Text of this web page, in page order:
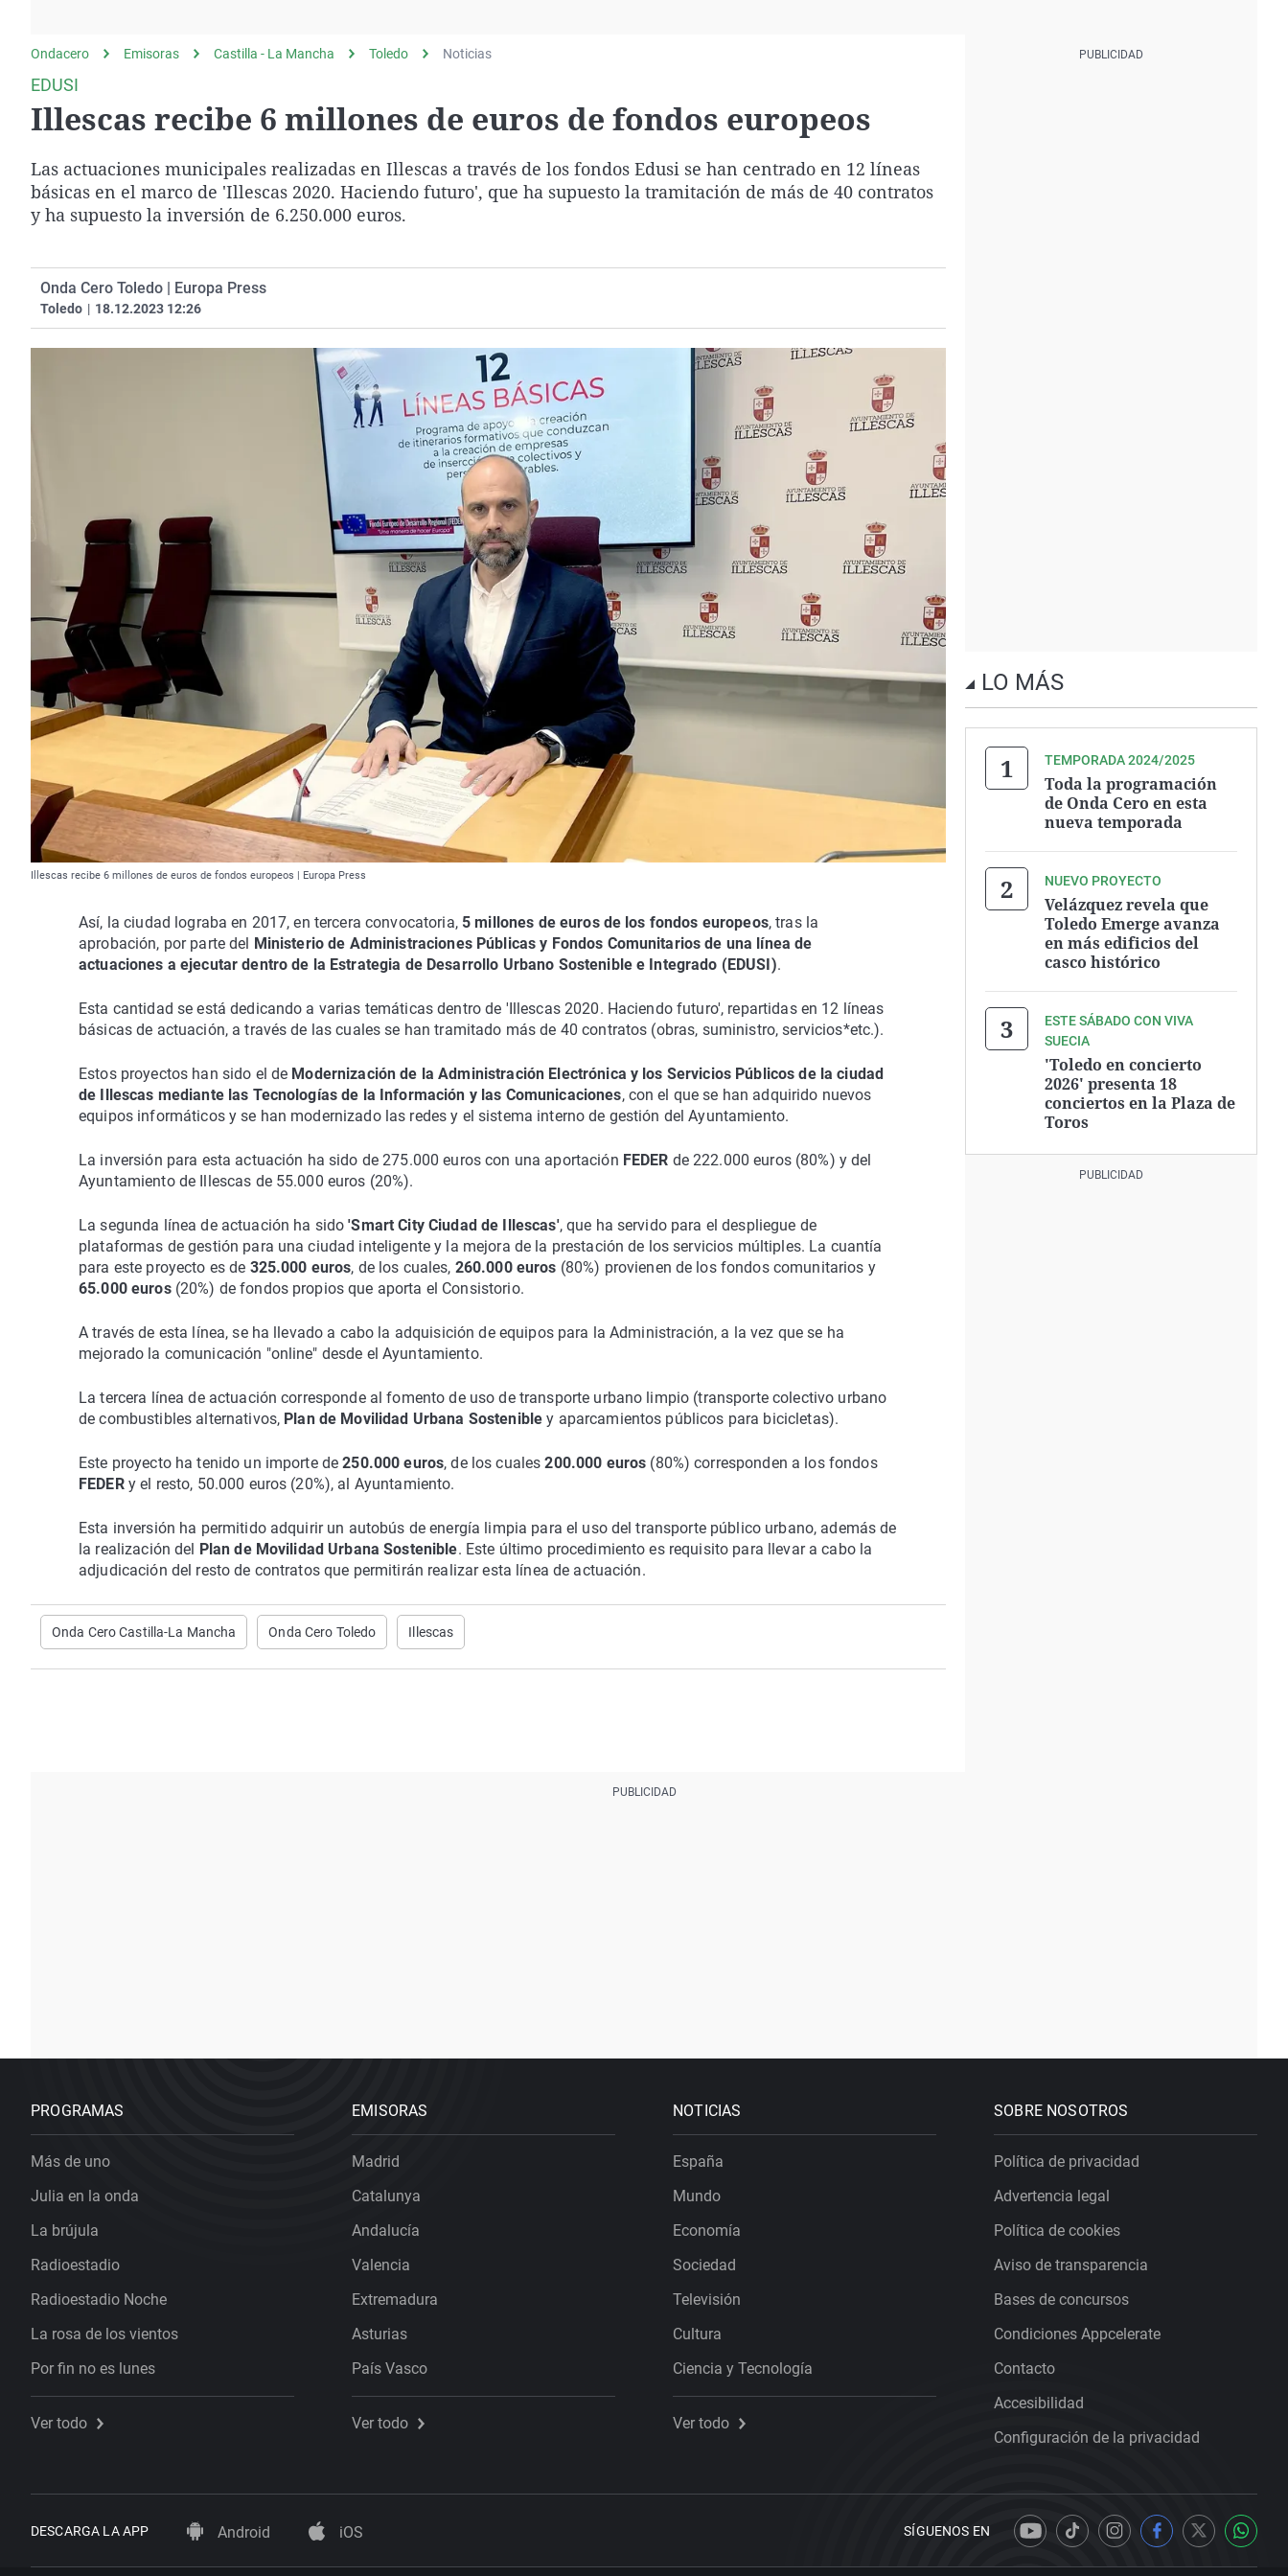
Operación Viuda
Negra
Navarra
Ondacero Emisoras Castilla - La Mancha Toledo Noticias
EDUSI
Illescas recibe 6 millones de euros de fondos europeos
Las actuaciones municipales realizadas en Illescas a través de los fondos Edusi se han centrado en 12 líneas
básicas en el marco de 'Illescas 2020. Haciendo futuro', que ha supuesto la tramitación de más de 40 contratos
y ha supuesto la inversión de 6.250.000 euros.
Onda Cero Toledo | Europa Press
Toledo | 18.12.2023 12:26
Illescas recibe 6 millones de euros de fondos europeos | Europa Press
Así, la ciudad lograba en 2017, en tercera convocatoria, 5 millones de euros de los fondos europeos, tras la
aprobación, por parte del
Ministerio de Administraciones Públicas y Fondos Comunitarios de una línea de
actuaciones a ejecutar dentro de la Estrategia de Desarrollo Urbano Sostenible e Integrado (EDUSI).
Esta cantidad se está dedicando a varias temáticas dentro de 'Illescas 2020. Haciendo futuro', repartidas en 12 líneas
básicas de actuación, a través de las cuales se han tramitado más de 40 contratos (obras, suministro, servicios*etc.).
Estos proyectos han sido el de Modernización de la Administración Electrónica y los Servicios Públicos de la ciudad
de Illescas mediante las Tecnologías de la Información y las Comunicaciones, con el que se han adquirido nuevos
equipos informáticos y se han modernizado las redes y el sistema interno de gestión del Ayuntamiento.
La inversión para esta actuación ha sido de 275.000 euros con una aportación FEDER de 222.000 euros (80%) y del
Ayuntamiento de Illescas de 55.000 euros (20%).
La segunda línea de actuación ha sido'Smart City Ciudad de Illescas', que ha servido para el despliegue de
plataformas de gestión para una ciudad inteligente y la mejora de la prestación de los servicios múltiples. La cuantía
para este proyecto es de 325.000 euros, de los cuales, 260.000 euros (80%) provienen de los fondos comunitarios y
65.000 euros(20%) de fondos propios que aporta el Consistorio.
A través de esta línea, se ha llevado a cabo la adquisición de equipos para la Administración, a la vez que se ha
mejorado la comunicación "online" desde el Ayuntamiento.
La tercera línea de actuación corresponde al fomento de uso de transporte urbano limpio (transporte colectivo urbano
de combustibles alternativos, Plan de Movilidad Urbana Sostenible y aparcamientos públicos para bicicletas).
Este proyecto ha tenido un importe de 250.000 euros, de los cuales 200.000 euros (80%) corresponden a los fondos
FEDER y el resto, 50.000 euros (20%), al Ayuntamiento.
Esta inversión ha permitido adquirir un autobús de energía limpia para el uso del transporte público urbano, además de
la realización del
Plan de Movilidad Urbana Sostenible. Este último procedimiento es requisito para llevar a cabo la
adjudicación del resto de contratos que permitirán realizar esta línea de actuación.
Onda Cero Castilla-La Mancha Onda Cero Toledo Illescas
LO MÁS
TEMPORADA 2024/2025
Toda la programación
de Onda Cero en esta
nueva temporada
NUEVO PROYECTO
Velázquez revela que
Toledo Emerge avanza
en más edificios del
casco histórico
ESTE SÁBADO CON VIVA
SUECIA
'Toledo en concierto
2026' presenta 18
conciertos en la Plaza de
Toros
PROGRAMAS
Más de uno
Julia en la onda
La brújula
Radioestadio
Radioestadio Noche
La rosa de los vientos
Por fin no es lunes
Ver todo
EMISORAS
Madrid
Catalunya
Andalucía
Valencia
Extremadura
Asturias
País Vasco
Ver todo
NOTICIAS
España
Mundo
Economía
Sociedad
Televisión
Cultura
Ciencia y Tecnología
Ver todo
SOBRE NOSOTROS
Política de privacidad
Advertencia legal
Política de cookies
Aviso de transparencia
Bases de concursos
Condiciones Appcelerate
Contacto
Accesibilidad
Configuración de la privacidad
DESCARGA LA APP Android iOS SÍGUENOS EN